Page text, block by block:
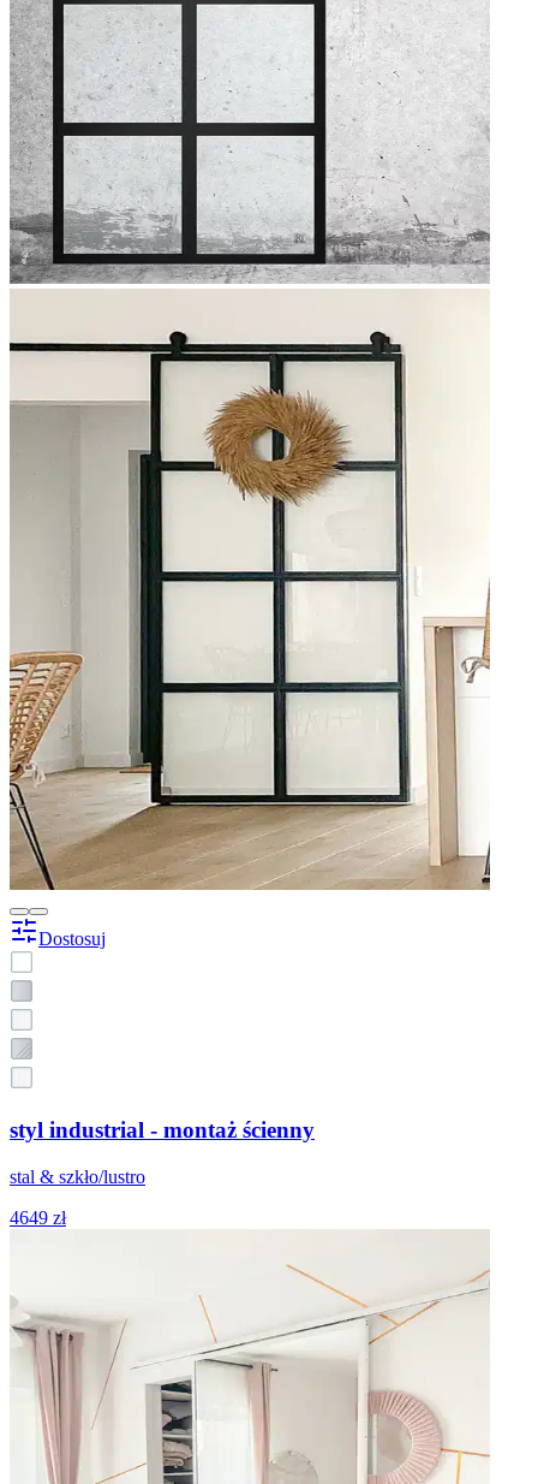
Dostosuj
styl industrial - montaż ścienny
stal & szkło/lustro
4649 zł